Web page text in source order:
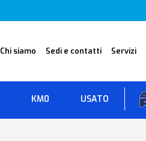
Chi siamo Sedi e contatti Servizi
KM0 USATO